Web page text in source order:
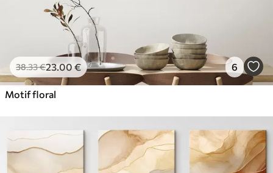
38.33€23.00 € 6
Motif floral